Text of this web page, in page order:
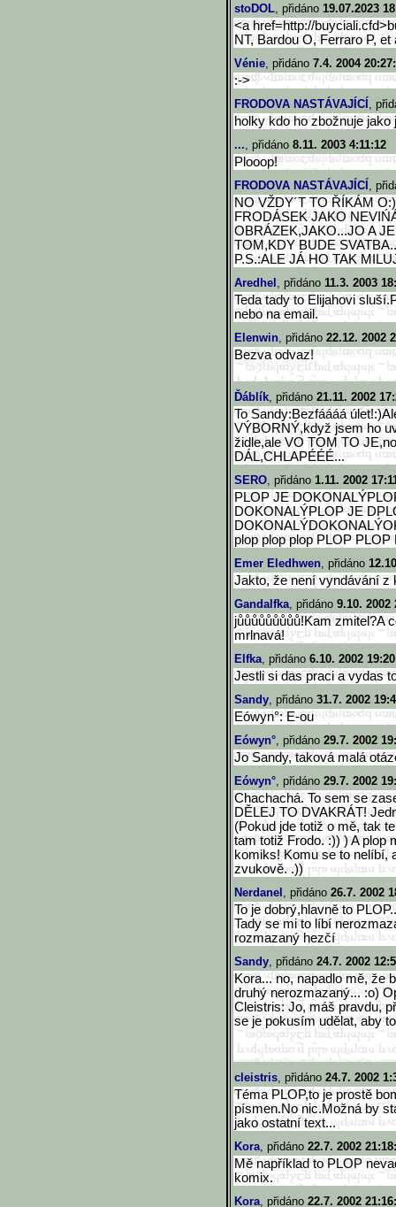
stoDOL, přidáno 19.07.2023
<a href=http://
NT, Bardou O, Ferraro P, et
Vénie, přidáno 7.4. 2004
:->
FRODOVA NASTÁVAJÍCÍ ,
holky kdo ho zbožnuje
..., přidáno 8.11. 2003 4:11:12
Plooop!
FRODOVA NASTÁVAJÍCÍ ,
NO VŽDY´T TO ŘÍKÁM
FRODÁSEK JAKO
OBRÁZEK,JAKO...JO A
TOM,KDY BUDE
P.S.:ALE JÁ HO TAK
Aredhel , přidáno 11.3. 2003
Teda tady to Elijahovi
nebo na email.
Elenwin, přidáno 22.12. 2002
Bezva odvaz!
Ďáblík, přidáno 21.11. 2002
To Sandy:Bezfáááá
VÝBORNÝ,když jsem ho
židle,ale VO TOM TO
DÁL,CHLAPÉÉÉ...
SERO, přidáno 1.11. 2002
PLOP JE
DOKONALÝPLOP JE
plop plop plop PLOP PLOP
Emer Eledhwen, přidáno
Jakto, že není vyndávání z
Gandalfka, přidáno 9.10. 2002
jůůůůůůůůů!Kam zmitel?A
mrlnavá!
Elfka, přidáno 6.10. 2002
Jestli si das praci a vydas
Sandy, přidáno 31.7. 2002
Eówyn°: E-ou
Eówyn°, přidáno 29.7. 2002
Jo Sandy, taková malá
Eówyn°, přidáno 29.7. 2002
Chachachá. To sem se
DĚLEJ TO DVAKRÁT!
(Pokud jde totiž o mě, tak
tam totiž Frodo. :)) ) A plop
komiks! Komu se to nelíbí,
zvukově. .))
Nerdanel , přidáno 26.7. 2002
To je dobrý,hlavně to
Tady se mi to líbí
rozmazaný hezčí
Sandy, přidáno 24.7. 2002
Kora... no, napadlo mě, že
druhý nerozmazaný... :o)
Cleistris: Jo, máš pravdu,
se je pokusím udělat, aby
cleistris, přidáno 24.7. 2002
Téma PLOP,to je prostě
písmen.No nic.Možná by
jako ostatní text...
Kora, přidáno 22.7. 2002
Mě například to PLOP
komix.
Kora, přidáno 22.7. 2002